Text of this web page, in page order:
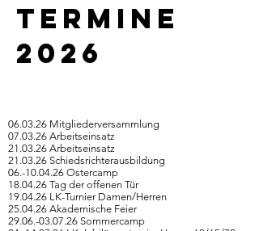
Termine
2026
06.03.26 Mitgliederversammlung
07.03.26 Arbeitseinsatz
21.03.26 Arbeitseinsatz
21.03.26 Schiedsrichterausbildung
06.-10.04.26 Ostercamp
18.04.26 Tag der offenen Tür
19.04.26 LK-Turnier Damen/Herren
25.04.26 Akademische Feier
29.06.-03.07.26 Sommercamp